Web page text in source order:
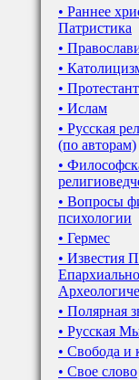
• Раннее
Патристика
•
•
•
• Ислам
• Русская
(по авторам)
•
• Вопросы
психологии
• Гермес
• Известия
• Полярная
• Русская
• Свобода и
• Свое слово